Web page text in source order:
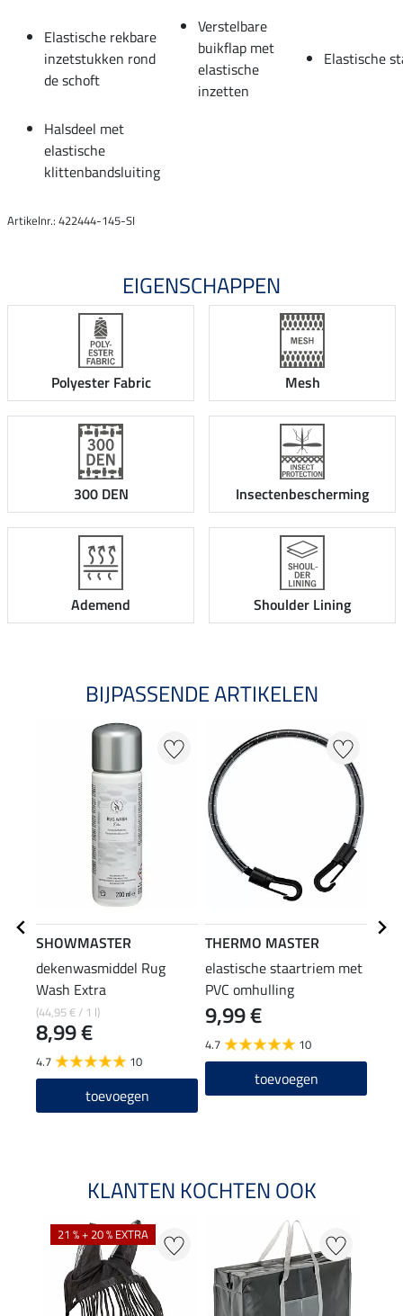
Elastische rekbare
inzetstukken rond
de schoft
Verstelbare
buikflap met
elastische
inzetten
Elastische
Halsdeel met
elastische
klittenbandsluiting
Artikelnr.: 422444-145-SI
EIGENSCHAPPEN
Polyester Fabric Mesh
300 DEN Insectenbescherming
Ademend Shoulder Lining
BIJPASSENDE ARTIKELEN
SHOWMASTER
dekenwasmiddel Rug
Wash Extra
(44,95 € / 1 l)
8,99 €
4.7 10
toevoegen
THERMO MASTER
elastische staartriem met
PVC omhulling
9,99 €
4.7 10
toevoegen
KLANTEN KOCHTEN OOK
21 % + 20 % EXTRA